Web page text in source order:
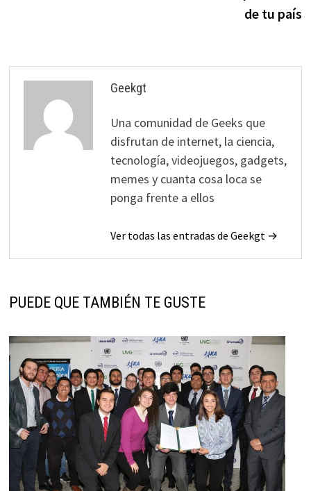
de tu país
Geekgt
Una comunidad de Geeks que
disfrutan de internet, la ciencia,
tecnología, videojuegos, gadgets,
memes y cuanta cosa loca se
ponga frente a ellos
Ver todas las entradas de Geekgt →
PUEDE QUE TAMBIÉN TE GUSTE